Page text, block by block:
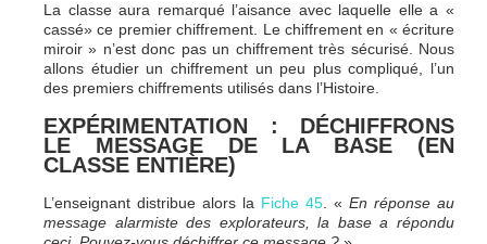
La classe aura remarqué l’aisance avec laquelle elle a «
cassé» ce premier chiffrement. Le chiffrement en « écriture
miroir » n’est donc pas un chiffrement très sécurisé. Nous
allons étudier un chiffrement un peu plus compliqué, l’un
des premiers chiffrements utilisés dans l’Histoire.
EXPÉRIMENTATION : DÉCHIFFRONS
LE MESSAGE DE LA BASE (EN
CLASSE ENTIÈRE)
L’enseignant distribue alors la Fiche 45 . « En réponse au
message alarmiste des explorateurs, la base a répondu